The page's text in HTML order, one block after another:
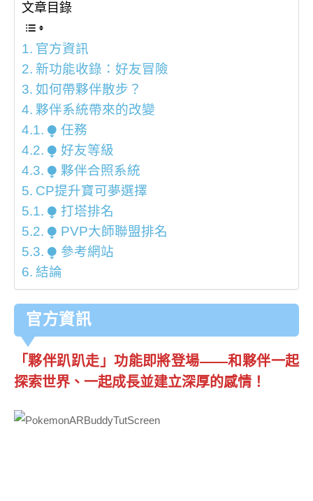
文章目錄
官方資訊
新功能收錄：好友冒險
如何帶夥伴散步？
夥伴系統帶來的改變
⧭ 任務
⧭ 好友等級
⧭ 夥伴合照系統
CP提升寶可夢選擇
⧭ 打塔排名
⧭ PVP大師聯盟排名
⧭ 參考網站
結論
官方資訊
「夥伴趴趴走」功能即將登場——和夥伴一起
探索世界、一起成長並建立深厚的感情！